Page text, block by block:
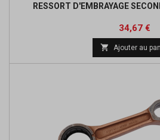
RESSORT D'EMBRAYAGE
Prix
34,67 €
 Ajouter au